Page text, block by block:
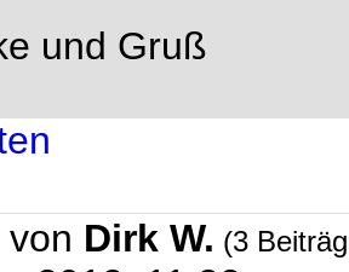
und Gruß
Dirk W. (3